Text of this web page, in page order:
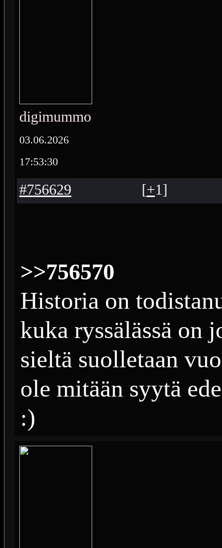
digimummo
03.06.2026
17:53:30
#756629 [+1]
>>756570
Historia on
kuka ryssälässä on
sieltä suolletaan
ole mitään syytä
:)